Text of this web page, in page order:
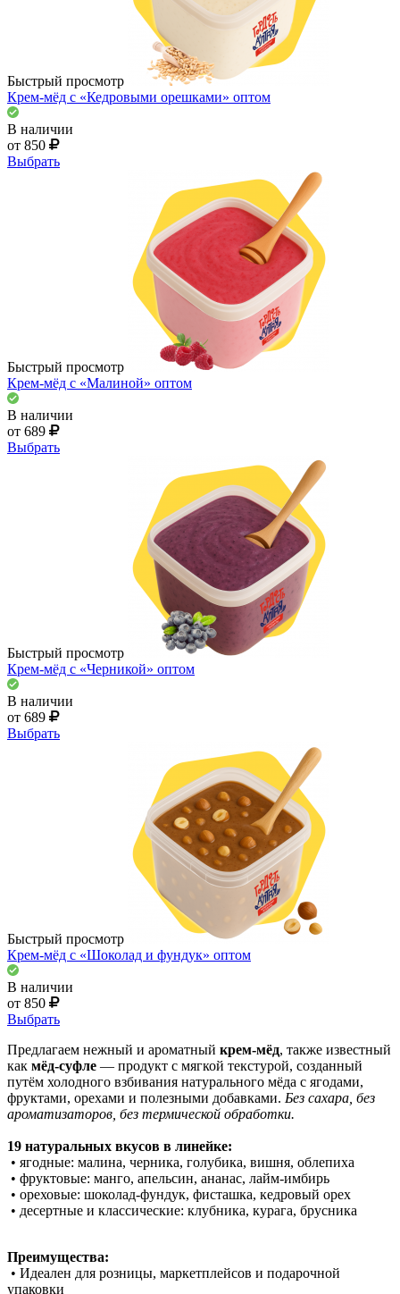
Быстрый просмотр
Крем-мёд с «Кедровыми орешками» оптом
В наличии
от 850
Выбрать
Быстрый просмотр
Крем-мёд с «Малиной» оптом
В наличии
от 689
Выбрать
Быстрый просмотр
Крем-мёд с «Черникой» оптом
В наличии
от 689
Выбрать
Быстрый просмотр
Крем-мёд с «Шоколад и фундук» оптом
В наличии
от 850
Выбрать
Предлагаем нежный и ароматный крем‑мёд, также известный
как мёд-суфле — продукт с мягкой текстурой, созданный
путём холодного взбивания натурального мёда с ягодами,
фруктами, орехами и полезными добавками. Без сахара, без
ароматизаторов, без термической обработки.
19 натуральных вкусов в линейке:
• ягодные: малина, черника, голубика, вишня, облепиха
• фруктовые: манго, апельсин, ананас, лайм‑имбирь
• ореховые: шоколад‑фундук, фисташка, кедровый орех
• десертные и классические: клубника, курага, брусника
Преимущества:
• Идеален для розницы, маркетплейсов и подарочной
упаковки